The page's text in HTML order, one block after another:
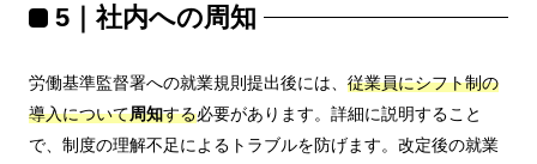
5｜社内への周知
労働基準監督署への就業規則提出後には、 従業員にシフト制の
導入について周知する必要があります。詳細に説明すること
で、制度の理解不足によるトラブルを防げます。改定後の就業